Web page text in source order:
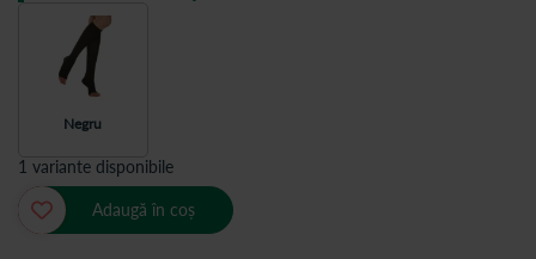
Negru
1 variante disponibile
Adaugă în coș